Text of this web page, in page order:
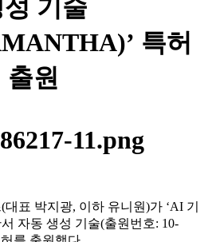
기술
특허
출원
표 박지광, 이하 유니원)가 ‘AI 기
자동 생성 기술(출원번호: 10-